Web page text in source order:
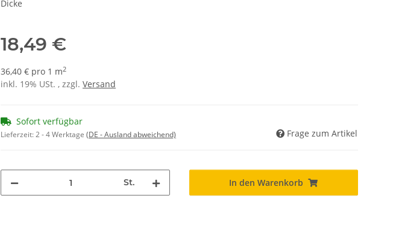
Dicke
18,49 €
36,40 € pro 1 m2
inkl. 19% USt. , zzgl. Versand
Sofort verfügbar
Lieferzeit:2 - 4 Werktage (DE - Ausland abweichend) Frage zum Artikel
St. In den Warenkorb